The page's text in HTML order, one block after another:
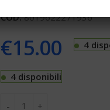
COD:8019622271936
€15.00 4
4 disponibili